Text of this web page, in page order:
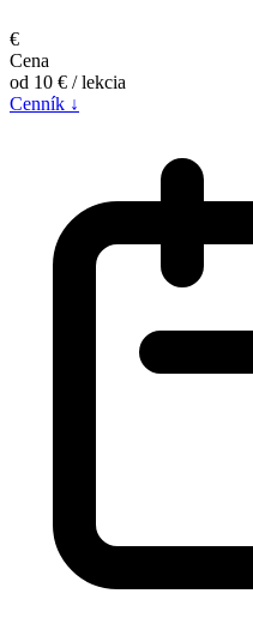
€
Cena
od 10 € / lekcia
Cenník ↓